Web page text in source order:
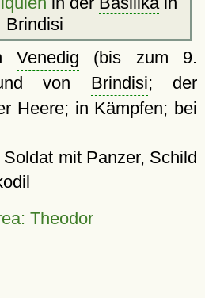
Brindisi
Venedig (bis zum 9.
von Brindisi; der
Heere; in Kämpfen; bei
Soldat mit Panzer, Schild
Theodor